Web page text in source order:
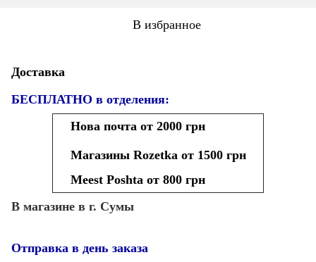
В избранное
Доставка
БЕСПЛАТНО в отделения:
Нова почта от 2000 грн
Магазины Rozetka от 1500 грн
Meest Poshta от 800 грн
В магазине в г. Сумы
Отправка в день заказа